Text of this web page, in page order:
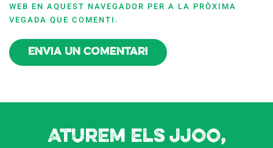
WEB EN AQUEST NAVEGADOR PER A LA PRÒXIMA
VEGADA QUE COMENTI.
Envia un comentari
Aturem els JJOO,